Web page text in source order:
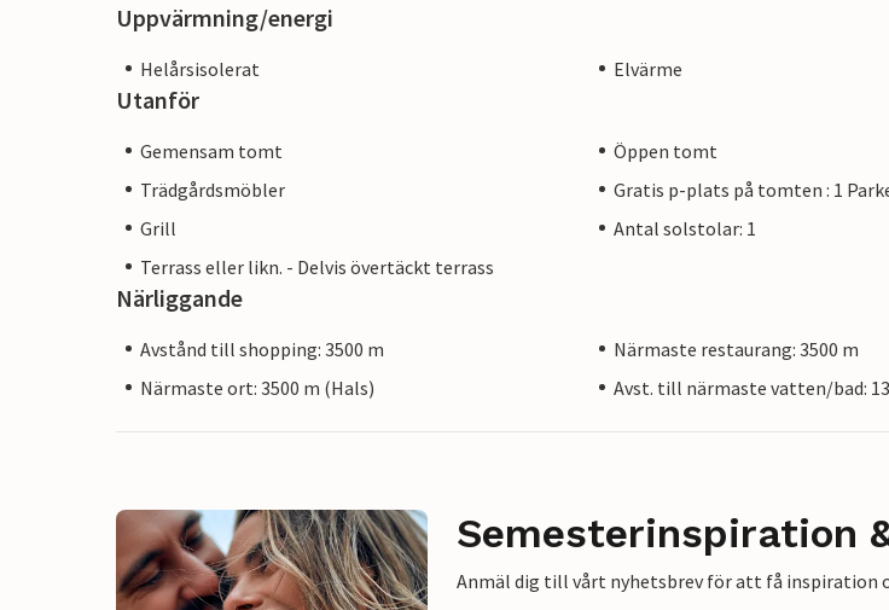
Uppvärmning/energi
Helårsisolerat Elvärme
Utanför
Gemensam tomt
Öppen tomt
Trädgårdsmöbler
Gratis p-plats på tomten : 1
Grill
Antal solstolar: 1
Terrass eller likn. - Delvis övertäckt terrass
Närliggande
Avstånd till shopping: 3500 m
Närmaste restaurang: 3500 m
Närmaste ort: 3500 m (Hals)
Avst. till närmaste vatten/bad:
Semesterinspiration
Anmäl dig till vårt nyhetsbrev för att få inspiration